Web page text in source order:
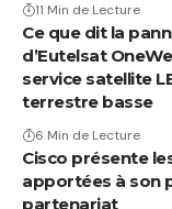
11 Min de Lecture
Ce que dit la
d’Eutelsat
service satellite
terrestre basse
6 Min de Lecture
Cisco présente
apportées à son
partenariat